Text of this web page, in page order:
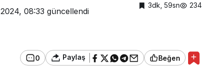
08:33 güncellendi
3dk, 59sn 234
0 Paylaş Beğen